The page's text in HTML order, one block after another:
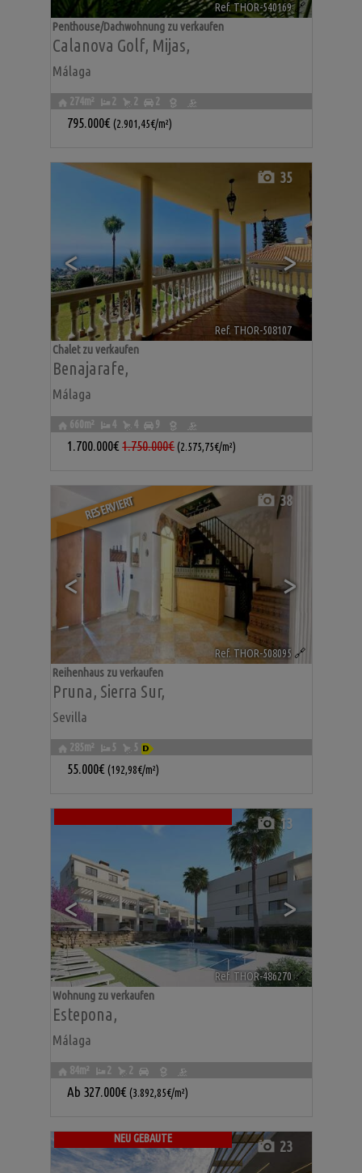
Ref. THOR-540169🔗
Calanova Golf, Mijas,
Málaga
Penthouse/Dachwohnung zu verkaufen
274m² 2 2 2
795.000€ (2.901,45€/m²)
< >
35
Ref. THOR-508107 🔗
Benajarafe,
Málaga
Chalet zu verkaufen
660m² 4 4 9
1.700.000€ 1.750.000€(2.575,75€/m²)
RESERVIERT
< >
38
Ref. THOR-508095 🔗
Pruna, Sierra Sur,
Sevilla
Reihenhaus zu verkaufen
285m² 5 5
55.000€ (192,98€/m²)
< >
13
Ref. THOR-486270 🔗
Estepona,
Málaga
Wohnung zu verkaufen
84m² 2 2
Ab 327.000€ (3.892,85€/m²)
NEU GEBAUTE 23